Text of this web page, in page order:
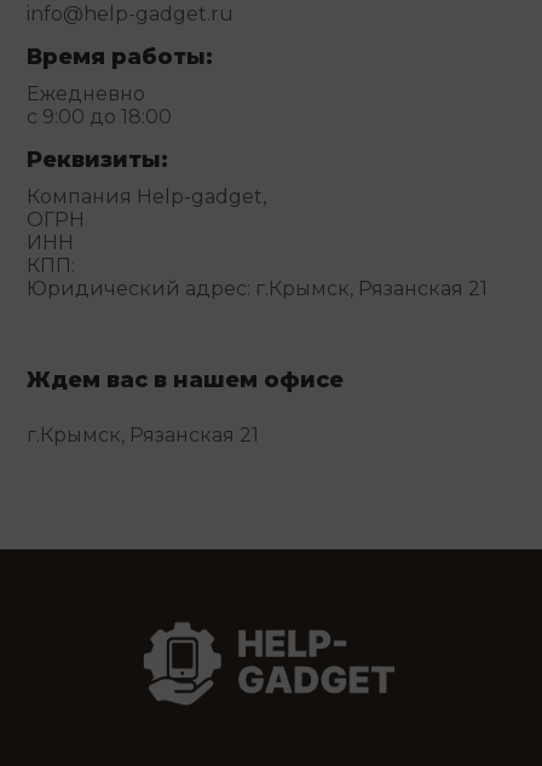
info@help-gadget.ru
Время работы:
Ежедневно
с 9:00 до 18:00
Реквизиты:
Компания Help-gadget,
ОГРН
ИНН
КПП:
Юридический адрес: г.Крымск, Рязанская 21
Ждем вас в нашем офисе
г.Крымск, Рязанская 21